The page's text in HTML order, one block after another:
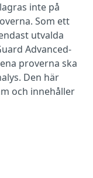
inte på
Som ett
utvalda
Advanced-
proverna ska
Den här
och innehåller